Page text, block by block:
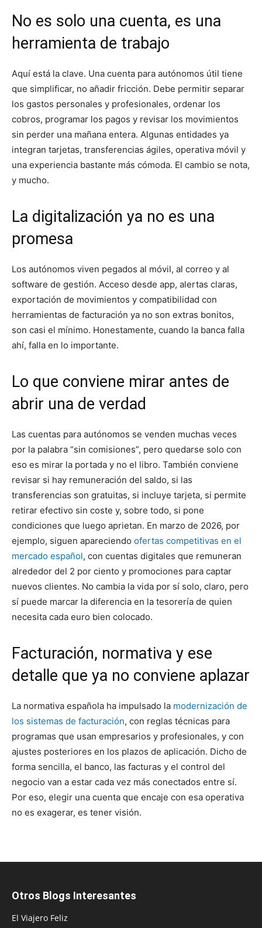
No es solo una cuenta, es una
herramienta de trabajo
Aquí está la clave. Una cuenta para autónomos útil tiene
que simplificar, no añadir fricción. Debe permitir separar
los gastos personales y profesionales, ordenar los
cobros, programar los pagos y revisar los movimientos
sin perder una mañana entera. Algunas entidades ya
integran tarjetas, transferencias ágiles, operativa móvil y
una experiencia bastante más cómoda. El cambio se nota,
y mucho.
La digitalización ya no es una
promesa
Los autónomos viven pegados al móvil, al correo y al
software de gestión. Acceso desde app, alertas claras,
exportación de movimientos y compatibilidad con
herramientas de facturación ya no son extras bonitos,
son casi el mínimo. Honestamente, cuando la banca falla
ahí, falla en lo importante.
Lo que conviene mirar antes de
abrir una de verdad
Las cuentas para autónomos se venden muchas veces
por la palabra “sin comisiones”, pero quedarse solo con
eso es mirar la portada y no el libro. También conviene
revisar si hay remuneración del saldo, si las
transferencias son gratuitas, si incluye tarjeta, si permite
retirar efectivo sin coste y, sobre todo, si pone
condiciones que luego aprietan. En marzo de 2026, por
ejemplo, siguen apareciendo ofertas competitivas en el
mercado español, con cuentas digitales que remuneran
alrededor del 2 por ciento y promociones para captar
nuevos clientes. No cambia la vida por sí solo, claro, pero
sí puede marcar la diferencia en la tesorería de quien
necesita cada euro bien colocado.
Facturación, normativa y ese
detalle que ya no conviene aplazar
La normativa española ha impulsado la modernización de
los sistemas de facturación, con reglas técnicas para
programas que usan empresarios y profesionales, y con
ajustes posteriores en los plazos de aplicación. Dicho de
forma sencilla, el banco, las facturas y el control del
negocio van a estar cada vez más conectados entre sí.
Por eso, elegir una cuenta que encaje con esa operativa
no es exagerar, es tener visión.
Otros Blogs Interesantes
El Viajero Feliz